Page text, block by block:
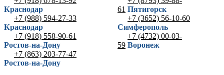
Краснодар
+7 (988) 594-27-33
Краснодар
+7 (918) 558-90-61
Ростов-на-Дону
+7 (863) 203-77-47
Ростов-на-Дону
61 Пятигорск
+7 (3652) 56-10-60
Симферополь
+7 (4732) 00-03-
59 Воронеж